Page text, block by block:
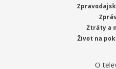
Ztráty a
Život na
O